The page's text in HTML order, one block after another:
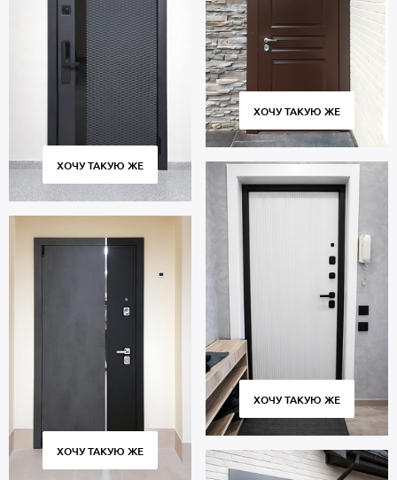
ХОЧУ ТАКУЮ ЖЕ
ХОЧУ ТАКУЮ ЖЕ
ХОЧУ ТАКУЮ ЖЕ
ХОЧУ ТАКУЮ ЖЕ